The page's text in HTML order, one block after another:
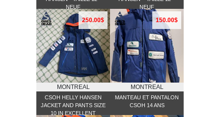
NEUF
NEUF
250.00$
MONTREAL
CSOH HELLY HANSEN
JACKET AND PANTS SIZE
10 IN EXCELLENT
150.00$
MONTREAL
MANTEAU ET PANTALON
CSOH 14 ANS